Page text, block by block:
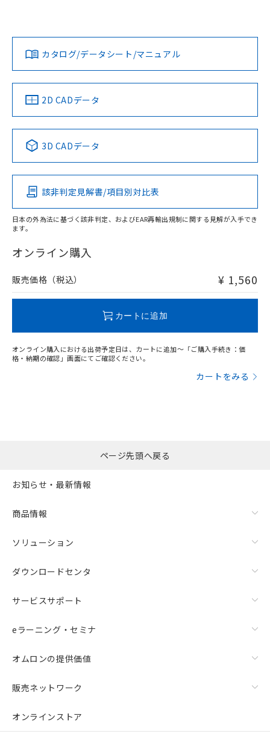
ダウンロードデータをご利用いただく前に、以下を必ずお読
みください。
ソフトウェアの使用条件
対応済み
中国 RoHS 注意事項・凡例
Pb Hg Cd Cr(VI)
O
在庫等で未対応品が混在する可能性があります。
問い合わせください。
LR型式承認
（イギリス
船舶規格）
DNV型式承認
（ノルウェー
BV型式承認
（フランス
KR型式
（韓国
No No No No
この製品の規格認証/適合状況ページへ
その他の認証はこちらのページからご検索ください
カタログ/データシート/マニュアル
2D CADデータ
3D CADデータ
該非判定見解書/項目別対比表
日本の外為法に基づく該非判定、およびEAR再輸出規制に関する見解が入手でき
ます。
オンライン購入
販売価格（税込） ¥ 1,560
カートに追加
オンライン購入における出荷予定日は、カートに追加～「ご購入手続き：価
格・納期の確認」画面にてご確認ください。
カートをみる
ページ先頭へ戻る
お知らせ・最新情報
商品情報
ソリューション
ダウンロードセンタ
サービスサポート
eラーニング・セミナ
オムロンの提供価値
販売ネットワーク
オンラインストア